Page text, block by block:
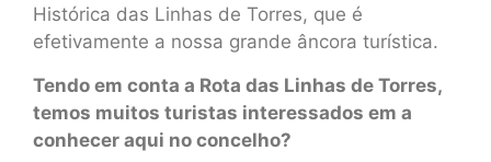
Histórica das Linhas de Torres, que é
efetivamente a nossa grande âncora turística.
Tendo em conta a Rota das Linhas de Torres,
temos muitos turistas interessados em a
conhecer aqui no concelho?